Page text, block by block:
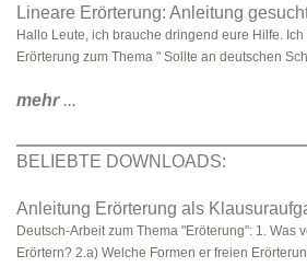
Lineare Erörterung: Anleitung
Hallo Leute, ich brauche dringend eure Hilfe.
Erörterung zum Thema " Sollte an deutschen
mehr...
BELIEBTE DOWNLOADS:
Anleitung Erörterung als
Deutsch-Arbeit zum Thema "Eröterung": 1. Was
Erörtern? 2.a) Welche Formen er freien